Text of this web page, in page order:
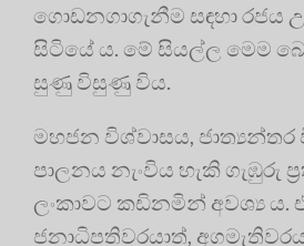
ගොඩනගාගැනීම සඳහා රජය
සිටියේ ය. මේ සියල්ල මෙම
සුණු විසුණු විය.
මහජන විශ්වාසය, ජාත්‍යන්තර
පාලනය නැංවිය හැකි ගැඹුරු
ලංකාවට කඩිනමින් අවශ්‍ය ය.
ජනාධිපතිවරයාත්,